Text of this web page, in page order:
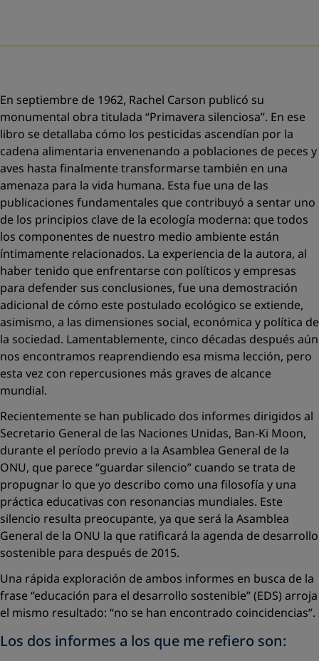
En septiembre de 1962, Rachel Carson publicó su
monumental obra titulada “Primavera silenciosa”. En ese
libro se detallaba cómo los pesticidas ascendían por la
cadena alimentaria envenenando a poblaciones de peces y
aves hasta finalmente transformarse también en una
amenaza para la vida humana. Esta fue una de las
publicaciones fundamentales que contribuyó a sentar uno
de los principios clave de la ecología moderna: que todos
los componentes de nuestro medio ambiente están
íntimamente relacionados. La experiencia de la autora, al
haber tenido que enfrentarse con políticos y empresas
para defender sus conclusiones, fue una demostración
adicional de cómo este postulado ecológico se extiende,
asimismo, a las dimensiones social, económica y política de
la sociedad. Lamentablemente, cinco décadas después aún
nos encontramos reaprendiendo esa misma lección, pero
esta vez con repercusiones más graves de alcance
mundial.
Recientemente se han publicado dos informes dirigidos al
Secretario General de las Naciones Unidas, Ban-Ki Moon,
durante el período previo a la Asamblea General de la
ONU, que parece “guardar silencio” cuando se trata de
propugnar lo que yo describo como una filosofía y una
práctica educativas con resonancias mundiales. Este
silencio resulta preocupante, ya que será la Asamblea
General de la ONU la que ratificará la agenda de desarrollo
sostenible para después de 2015.
Una rápida exploración de ambos informes en busca de la
frase “educación para el desarrollo sostenible” (EDS) arroja
el mismo resultado: “no se han encontrado coincidencias”.
Los dos informes a los que me refiero son: